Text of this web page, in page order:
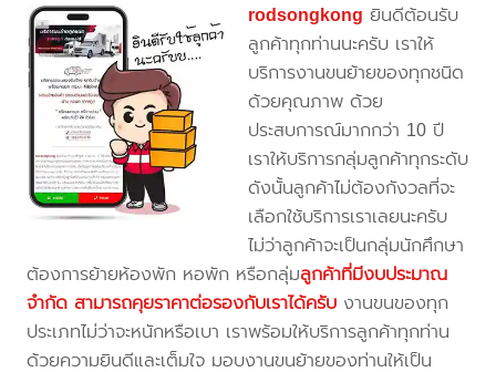
rodsongkong ยินดีต้อนรับ
ลูกค้าทุกท่านนะครับ เราให้
บริการงานขนย้ายของทุกชนิด
ด้วยคุณภาพ ด้วย
ประสบการณ์มากกว่า 10 ปี
เราให้บริการกลุ่มลูกค้าทุกระดับ
ดังนั้นลูกค้าไม่ต้องกังวลที่จะ
เลือกใช้บริการเราเลยนะครับ
ไม่ว่าลูกค้าจะเป็นกลุ่มนักศึกษา
ต้องการย้ายห้องพัก หอพัก หรือกลุ่มลูกค้าที่มีงบประมาณ
จำกัด สามารถคุยราคาต่อรองกับเราได้ครับ งานขนของทุก
ประเภทไม่ว่าจะหนักหรือเบา เราพร้อมให้บริการลูกค้าทุกท่าน
ด้วยความยินดีและเต็มใจ มอบงานขนย้ายของท่านให้เป็น